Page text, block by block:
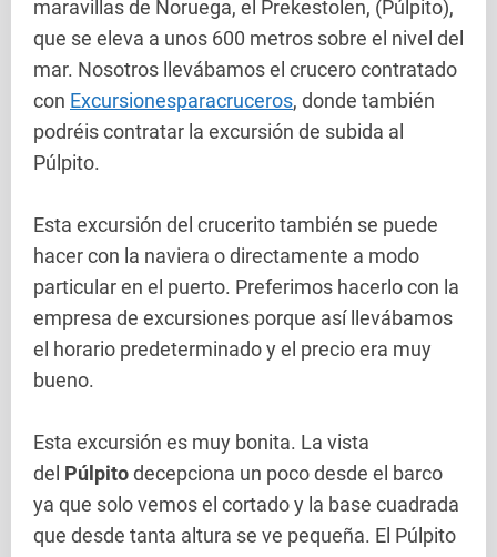
maravillas de Noruega, el Prekestolen, (Púlpito),
que se eleva a unos 600 metros sobre el nivel del
mar. Nosotros llevábamos el crucero contratado
con Excursionesparacruceros, donde también
podréis contratar la excursión de subida al
Púlpito.
Esta excursión del crucerito también se puede
hacer con la naviera o directamente a modo
particular en el puerto. Preferimos hacerlo con la
empresa de excursiones porque así llevábamos
el horario predeterminado y el precio era muy
bueno.
Esta excursión es muy bonita. La vista
del Púlpitodecepciona un poco desde el barco
ya que solo vemos el cortado y la base cuadrada
que desde tanta altura se ve pequeña. El Púlpito